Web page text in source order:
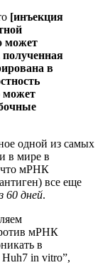
[инъекция
может
в
может
одной из самых
в мире в
что мРНК
все еще
60 дней.
мРНК
в
in vitro”,